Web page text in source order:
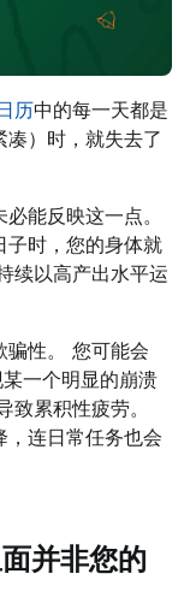
历中的每一天都是
）时，就失去了
能反映这一点。
子时，您的身体就
续以高产出水平运
骗性。 您可能会
一个明显的崩溃
累积性疲劳。
，连日常任务也会
并非您的